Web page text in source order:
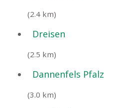
(2.4 km)
Dreisen
(2.5 km)
Dannenfels Pfalz
(3.0 km)